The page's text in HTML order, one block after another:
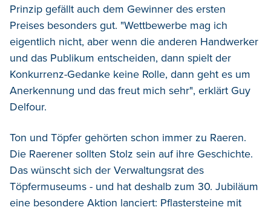
Prinzip gefällt auch dem Gewinner des ersten
Preises besonders gut. "Wettbewerbe mag ich
eigentlich nicht, aber wenn die anderen Handwerker
und das Publikum entscheiden, dann spielt der
Konkurrenz-Gedanke keine Rolle, dann geht es um
Anerkennung und das freut mich sehr", erklärt Guy
Delfour.
Ton und Töpfer gehörten schon immer zu Raeren.
Die Raerener sollten Stolz sein auf ihre Geschichte.
Das wünscht sich der Verwaltungsrat des
Töpfermuseums - und hat deshalb zum 30. Jubiläum
eine besondere Aktion lanciert: Pflastersteine mit